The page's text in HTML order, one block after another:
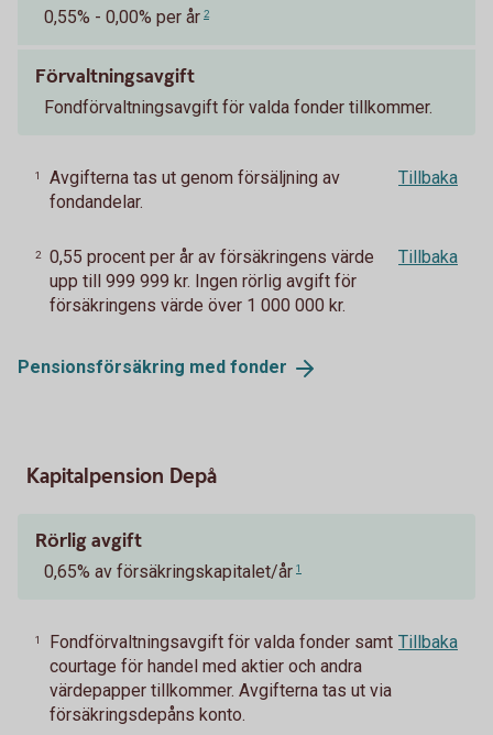
0,55% - 0,00% per år 2
Förvaltningsavgift
Fondförvaltningsavgift för valda fonder tillkommer.
1
Avgifterna tas ut genom försäljning av
fondandelar.
Tillbaka
2
0,55 procent per år av försäkringens värde
upp till 999 999 kr. Ingen rörlig avgift för
försäkringens värde över 1 000 000 kr.
Tillbaka
Pensionsförsäkring med fonder
Kapitalpension Depå
Rörlig avgift
0,65% av försäkringskapitalet/år 1
1
Fondförvaltningsavgift för valda fonder samt
courtage för handel med aktier och andra
värdepapper tillkommer. Avgifterna tas ut via
försäkringsdepåns konto.
Tillbaka